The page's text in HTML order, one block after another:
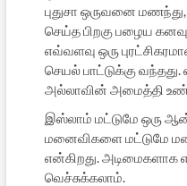
புதுசா ஒருவனை
செய்த பிறகு பழைய
எவ்வளவு ஒரு
செயல் பாட்டுக்கு
அல்லாவின் அமைத்தி
இஸ்லாம் மட்டுமே ஒரு
மனைவிகளை மட்டுமே
என்கிறது. அடிமைகளாக
வெச்சுக்கலாம்.